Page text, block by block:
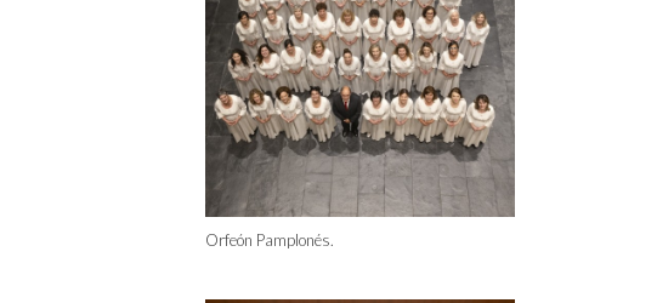
Orfeón Pamplonés.